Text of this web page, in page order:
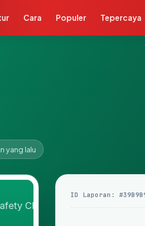
Cara Populer Tepercaya
yang lalu
ID Laporan: